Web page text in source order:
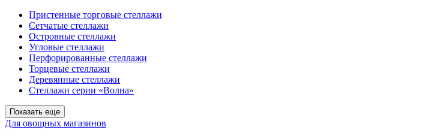
Пристенные торговые стеллажи
Сетчатые стеллажи
Островные стеллажи
Угловые стеллажи
Перфорированные стеллажи
Торцевые стеллажи
Деревянные стеллажи
Стеллажи серии «Волна»
Показать еще
Для овощных магазинов